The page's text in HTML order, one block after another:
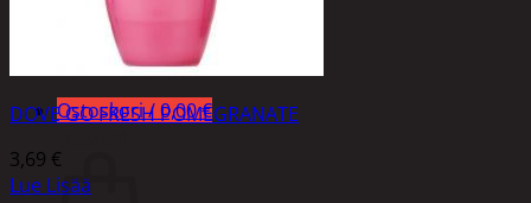
Ostoskori /0,00€
DOVE GO FRESH POMEGRANATE
3,69 €
Lue Lisää